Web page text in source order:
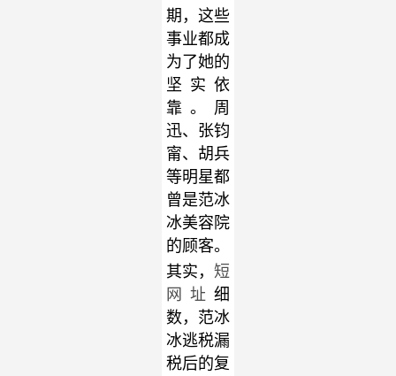
期，这些
事业都成
为了她的
坚实依
靠。周
迅、张钧
甯、胡兵
等明星都
曾是范冰
冰美容院
的顾客。
其实，短
网址细
数，范冰
冰逃税漏
税后的复